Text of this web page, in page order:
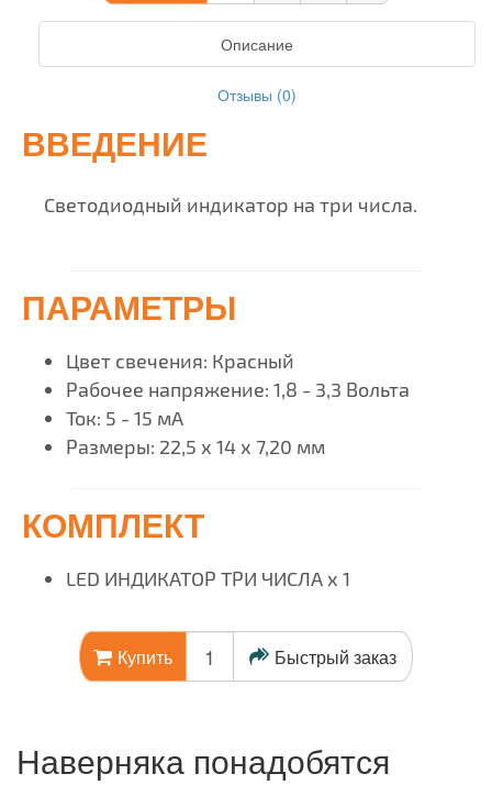
Описание
Отзывы (0)
ВВЕДЕНИЕ
Светодиодный индикатор на три числа.
ПАРАМЕТРЫ
Цвет свечения: Красный
Рабочее напряжение: 1,8 - 3,3 Вольта
Ток: 5 - 15 мА
Размеры: 22,5 х 14 х 7,20 мм
КОМПЛЕКТ
LED ИНДИКАТОР ТРИ ЧИСЛА х 1
Купить Быстрый заказ
Наверняка понадобятся